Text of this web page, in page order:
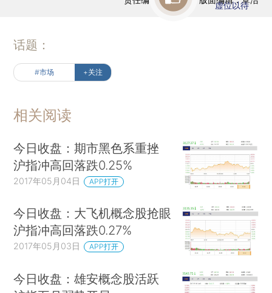
虚位以待
话题：
#市场 +关注
相关阅读
今日收盘：期市黑色系重挫
沪指冲高回落跌0.25%
2017年05月04日 APP打开
今日收盘：大飞机概念股抢眼
沪指冲高回落跌0.27%
2017年05月03日 APP打开
今日收盘：雄安概念股活跃